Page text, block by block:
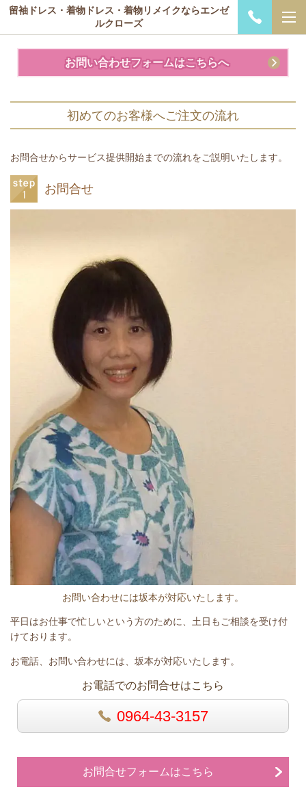
留袖ドレス・着物ドレス・着物リメイクならエンゼ
ルクローズ
お問い合わせフォームはこちらへ
初めてのお客様へご注文の流れ
お問合せからサービス提供開始までの流れをご説明いたします。
お問合せ
お問い合わせには坂本が対応いたします。
平日はお仕事で忙しいという方のために、土日もご相談を受け付
けております。
お電話、お問い合わせには、坂本が対応いたします。
お電話でのお問合せはこちら
0964-43-3157
お問合せフォームはこちら